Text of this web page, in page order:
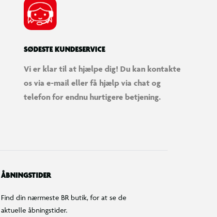
SØDESTE KUNDESERVICE
Vi er klar til at hjælpe dig! Du kan kontakte
os via e-mail eller få hjælp via chat og
telefon for endnu hurtigere betjening.
ÅBNINGSTIDER
Find din nærmeste BR butik, for at se de
aktuelle åbningstider.